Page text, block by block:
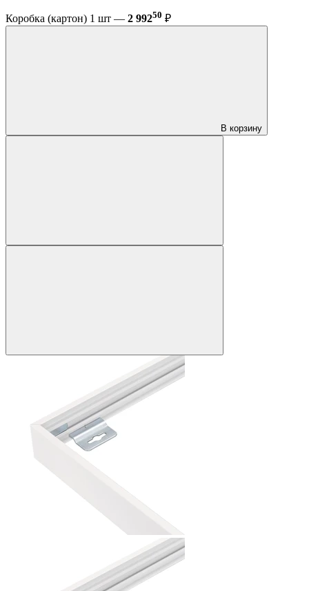
Коробка (картон) 1 шт — 2 99250 ₽
В корзину